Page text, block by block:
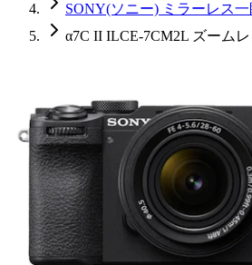
SONY(ソニー) ミラーレス
α7C II ILCE-7CM2L ズーム